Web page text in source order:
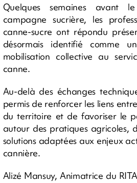
Quelques semaines avant
campagne sucrière, les
canne-sucre ont répondu
désormais identifié comme
mobilisation collective au
canne.
Au-delà des échanges
permis de renforcer les liens
du territoire et de favoriser le
autour des pratiques agricoles,
solutions adaptées aux enjeux
cannière.
Alizé Mansuy, Animatrice du